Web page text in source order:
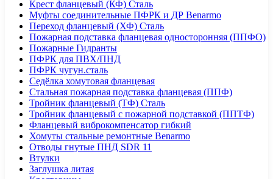
Крест фланцевый (КФ) Сталь
Муфты соединительные ПФРК и ДР Benarmo
Переход фланцевый (ХФ) Сталь
Пожарная подставка фланцевая односторонняя (ППФО)
Пожарные Гидранты
ПФРК для ПВХ/ПНД
ПФРК чугун.сталь
Седёлка хомутовая фланцевая
Стальная пожарная подставка фланцевая (ППФ)
Тройник фланцевый (ТФ) Сталь
Тройник фланцевый с пожарной подставкой (ППТФ)
Фланцевый виброкомпенсатор гибкий
Хомуты стальные ремонтные Benarmo
Отводы гнутые ПНД SDR 11
Втулки
Заглушка литая